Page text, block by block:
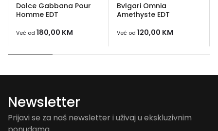
Dolce Gabbana Pour
Homme EDT
Već od 180,00 KM
Bvlgari Omnia
Amethyste EDT
Već od 120,00 KM
Newsletter
Prijavi se za naš newsletter i uživaj u ekskluzivnim